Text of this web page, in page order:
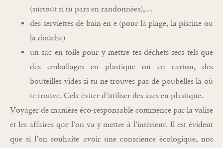
(surtout si tu pars en randonnées),…
des serviettes de bain en e (pour la plage, la piscine ou
la douche)
un sac en toile pour y mettre tes déchets secs tels que
des emballages en plastique ou en carton, des
bouteilles vides si tu ne trouves pas de poubelles là où
te trouve. Cela éviter d’utiliser des sacs en plastique.
Voyager de manière éco-responsable commence par la valise
et les affaires que l’on va y mettre à l’intérieur. Il est évident
que si l’on souhaite avoir une conscience écologique, nos